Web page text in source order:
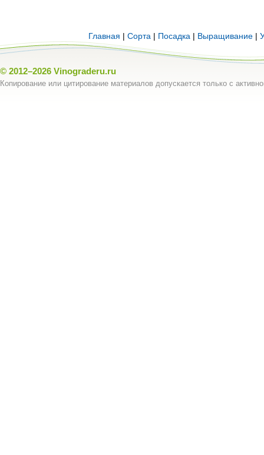
Главная | Сорта | Посадка | Выращивание |
© 2012–2026 Vinograderu.ru
Копирование или цитирование материалов допускается только с